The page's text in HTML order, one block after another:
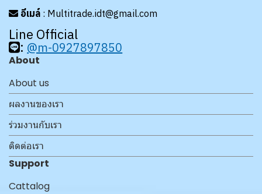
อีเมล์ : Multitrade.idt@gmail.com
Line Official
: @m-0927897850
About
About us
ผลงานของเรา
ร่วมงานกับเรา
ติดต่อเรา
Support
Cattalog